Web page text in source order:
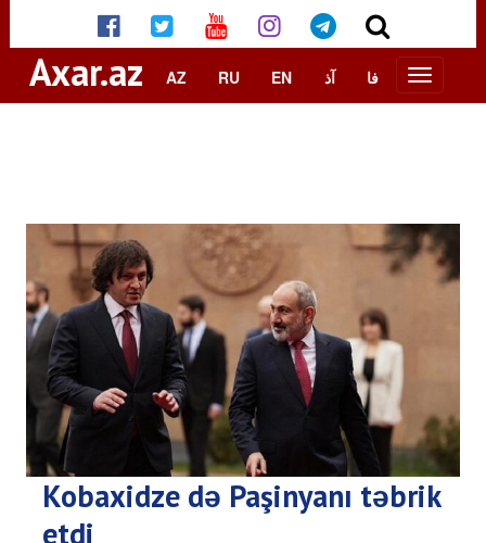
Axar.az AZ RU EN آذ فا
Kobaxidze də Paşinyanı təbrik
etdi